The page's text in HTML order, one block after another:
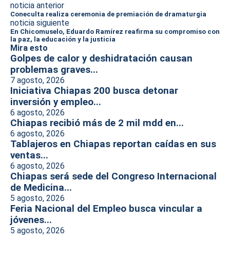
noticia anterior
Coneculta realiza ceremonia de premiación de dramaturgia
noticia siguiente
En Chicomuselo, Eduardo Ramírez reafirma su compromiso con
la paz, la educación y la justicia
Mira esto
Golpes de calor y deshidratación causan
problemas graves...
7 agosto, 2026
Iniciativa Chiapas 200 busca detonar
inversión y empleo...
6 agosto, 2026
Chiapas recibió más de 2 mil mdd en...
6 agosto, 2026
Tablajeros en Chiapas reportan caídas en sus
ventas...
6 agosto, 2026
Chiapas será sede del Congreso Internacional
de Medicina...
5 agosto, 2026
Feria Nacional del Empleo busca vincular a
jóvenes...
5 agosto, 2026